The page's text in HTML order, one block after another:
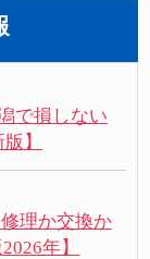
で損しない
】
理か交換か
年】